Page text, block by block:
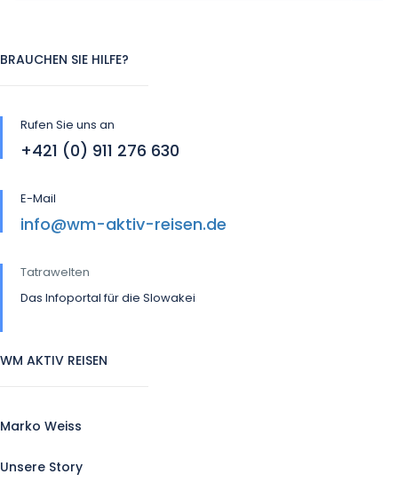
BRAUCHEN SIE HILFE?
Rufen Sie uns an
+421 (0) 911 276 630
E-Mail
info@wm-aktiv-reisen.de
Tatrawelten
Das Infoportal für die Slowakei
WM AKTIV REISEN
Marko Weiss
Unsere Story